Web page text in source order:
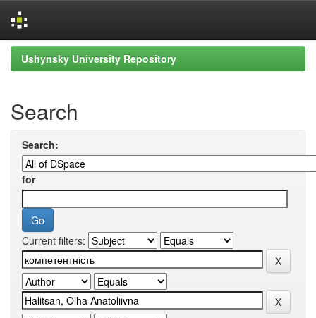
Skip
navigation
Ushynsky University Repository
Search
Search:
for
Current filters: